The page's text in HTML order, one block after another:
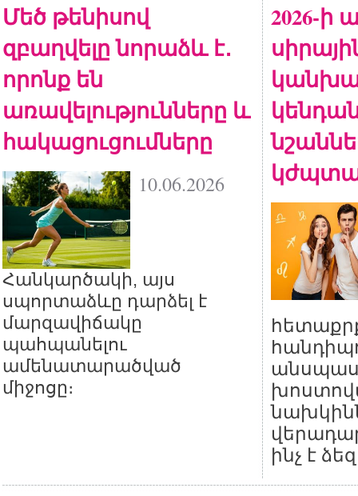
Մեծ թենիսով
զբաղվելը նորաձև է․
որոնք են
առավելությունները և
հակացուցումները
10.06.2026
Հանկարծակի, այս
սպորտաձևը դարձել է
մարզավիճակը
պահպանելու
ամենատարածված
միջոցը։
2026-ի
ինչ է